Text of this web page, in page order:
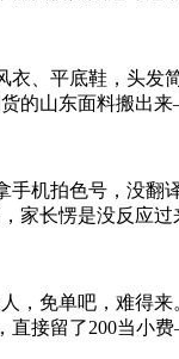
衣、平底鞋，头发
的山东面料搬出
手机拍色号，没翻
家长愣是没反应过
，免单吧，难得
直接留了200当小